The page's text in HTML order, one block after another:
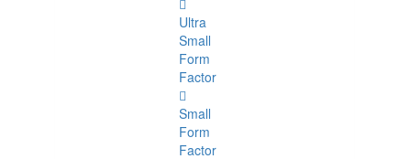
Ultra
Small
Form
Factor
Small
Form
Factor